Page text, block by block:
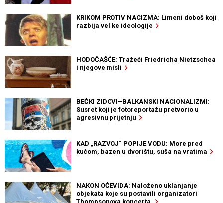
KRIKOM PROTIV NACIZMA: Limeni doboš koji
razbija velike ideologije
HODOČAŠĆE: Tražeći Friedricha Nietzschea
i njegove misli
BEČKI ZIDOVI–BALKANSKI NACIONALIZMI:
Susret koji je fotoreportažu pretvorio u
agresivnu prijetnju
KAD „RAZVOJ“ POPIJE VODU: More pred
kućom, bazen u dvorištu, suša na vratima
NAKON OČEVIDA: Naloženo uklanjanje
objekata koje su postavili organizatori
Thompsonova koncerta